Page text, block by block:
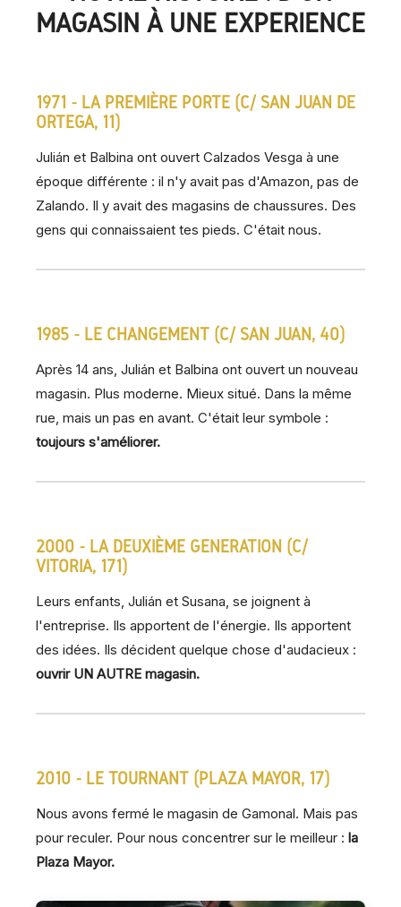
MAGASIN À UNE EXPÉRIENCE
1971 - LA PREMIÈRE PORTE (C/ SAN JUAN DE
ORTEGA, 11)
Julián et Balbina ont ouvert Calzados Vesga à une
époque différente : il n'y avait pas d'Amazon, pas de
Zalando. Il y avait des magasins de chaussures. Des
gens qui connaissaient tes pieds. C'était nous.
1985 - LE CHANGEMENT (C/ SAN JUAN, 40)
Après 14 ans, Julián et Balbina ont ouvert un nouveau
magasin. Plus moderne. Mieux situé. Dans la même
rue, mais un pas en avant. C'était leur symbole :
toujours s'améliorer.
2000 - LA DEUXIÈME GÉNÉRATION (C/
VITORIA, 171)
Leurs enfants, Julián et Susana, se joignent à
l'entreprise. Ils apportent de l'énergie. Ils apportent
des idées. Ils décident quelque chose d'audacieux :
ouvrir UN AUTRE magasin.
2010 - LE TOURNANT (PLAZA MAYOR, 17)
Nous avons fermé le magasin de Gamonal. Mais pas
pour reculer. Pour nous concentrer sur le meilleur : la
Plaza Mayor.